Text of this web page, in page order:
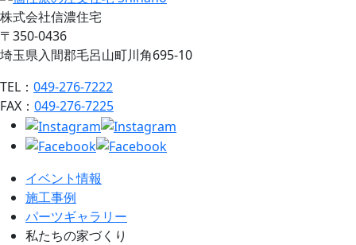
株式会社信濃住宅
〒350-0436
埼玉県入間郡毛呂山町川角695-10
TEL： 049-276-7222
FAX： 049-276-7225
イベント情報
施工事例
パーツギャラリー
私たちの家づくり